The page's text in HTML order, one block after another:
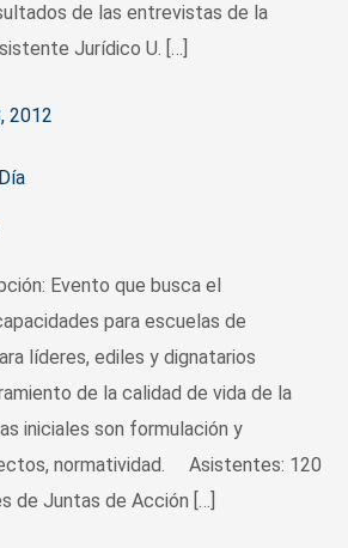
de las entrevistas de la
Jurídico U. […]
2012
Evento que busca el
para escuelas de
líderes, ediles y dignatarios
de la calidad de vida de la
iniciales son formulación y
normatividad. Asistentes: 120
de Juntas de Acción […]